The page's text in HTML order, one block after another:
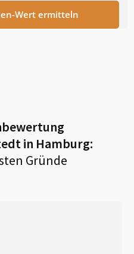
Wert ermitteln
in Hamburg:
Gründe